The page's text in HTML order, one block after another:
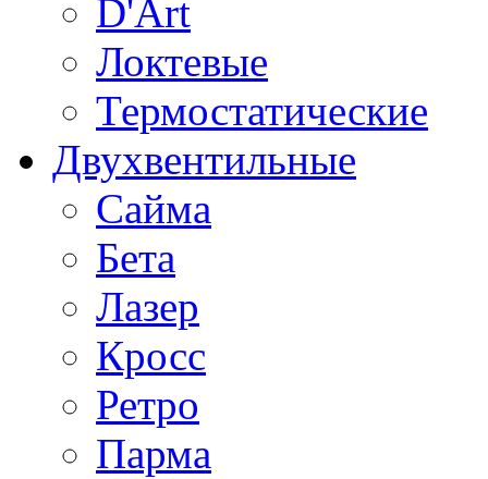
D'Art
Локтевые
Термостатические
Двухвентильные
Сайма
Бета
Лазер
Кросс
Ретро
Парма